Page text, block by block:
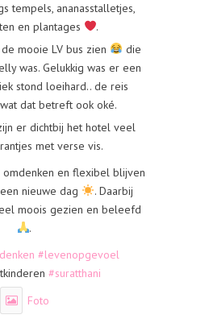
tempels, ananasstalletjes,
en plantages
.
mooie LV bus zien
die
was. Gelukkig was er een
stond loeihard.. de reis
dat betreft ook oké.
er dichtbij het hotel veel
met verse vis.
en flexibel blijven
nieuwe dag
. Daarbij
moois gezien en beleefd
.
#levenopgevoel
#suratthani
Foto